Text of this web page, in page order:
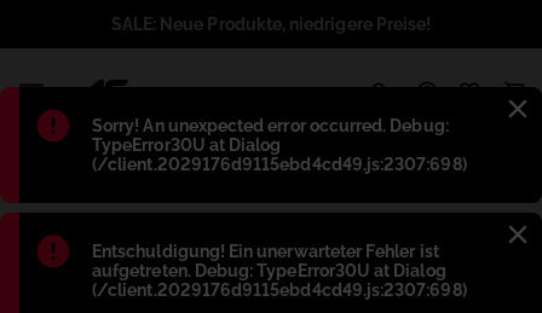
Błąd:
Sorry! An unexpected error occurred. Debug:
TypeError30U at Dialog
(/client.2029176d9115ebd4cd49.js:2307:698)
Błąd:
Entschuldigung! Ein unerwarteter Fehler ist
aufgetreten. Debug: TypeError30U at Dialog
(/client.2029176d9115ebd4cd49.js:2307:698)
SALE: Neue Produkte, niedrigere Preise!